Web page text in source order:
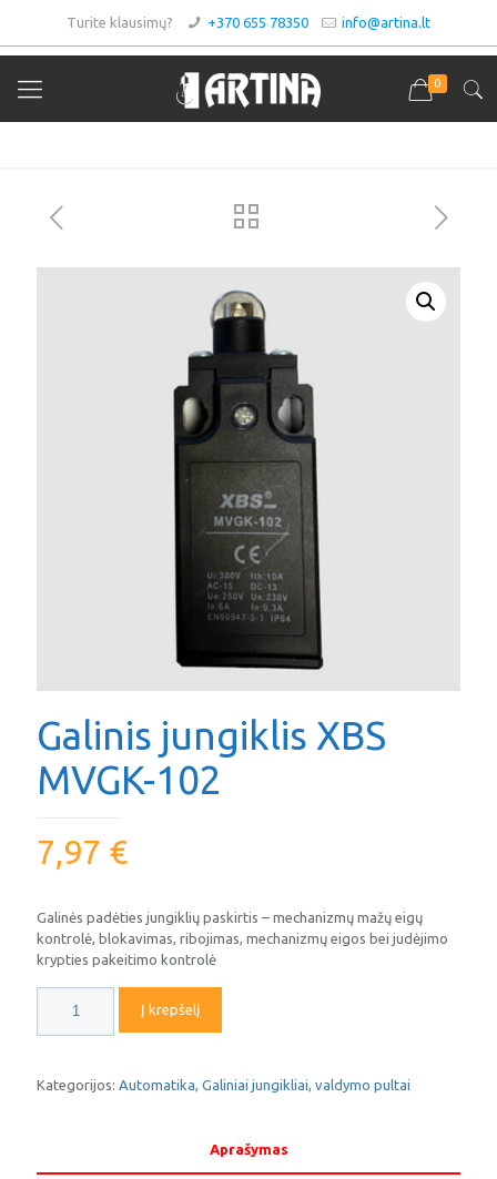
Turite klausimų? +370 655 78350 info@artina.lt
0
Asortimentas
Galinis jungiklis XBS
MVGK-102
7,97 €
Galinės padėties jungiklių paskirtis – mechanizmų mažų eigų
kontrolė, blokavimas, ribojimas, mechanizmų eigos bei judėjimo
krypties pakeitimo kontrolė
kiekis:
Galinis
XBS
Į krepšelį
Kategorijos: Automatika, Galiniai jungikliai, valdymo pultai
Aprašymas